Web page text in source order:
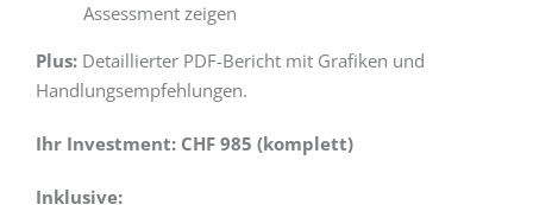
Assessment zeigen
Plus: Detaillierter PDF-Bericht mit Grafiken und
Handlungsempfehlungen.
Ihr Investment: CHF 985 (komplett)
Inklusive: